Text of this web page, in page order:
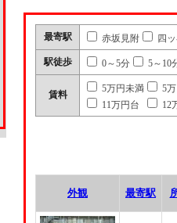
最寄駅 赤坂見附 四
駅徒歩 0～5分 5～10
賃料
5万円未満
5
11万円台
12
外観 最寄駅